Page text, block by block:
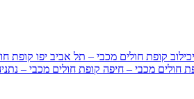
קופת חולים מכבי – תל אביב יפו קופת
חולים מכבי – חיפה קופת חולים מכבי –